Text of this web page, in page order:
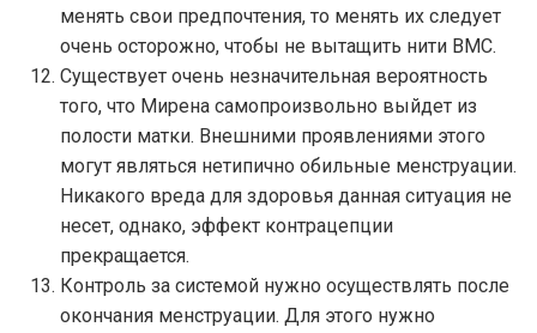
менять свои предпочтения, то менять их следует
очень осторожно, чтобы не вытащить нити ВМС.
Существует очень незначительная вероятность
того, что Мирена самопроизвольно выйдет из
полости матки. Внешними проявлениями этого
могут являться нетипично обильные менструации.
Никакого вреда для здоровья данная ситуация не
несет, однако, эффект контрацепции
прекращается.
Контроль за системой нужно осуществлять после
окончания менструации. Для этого нужно